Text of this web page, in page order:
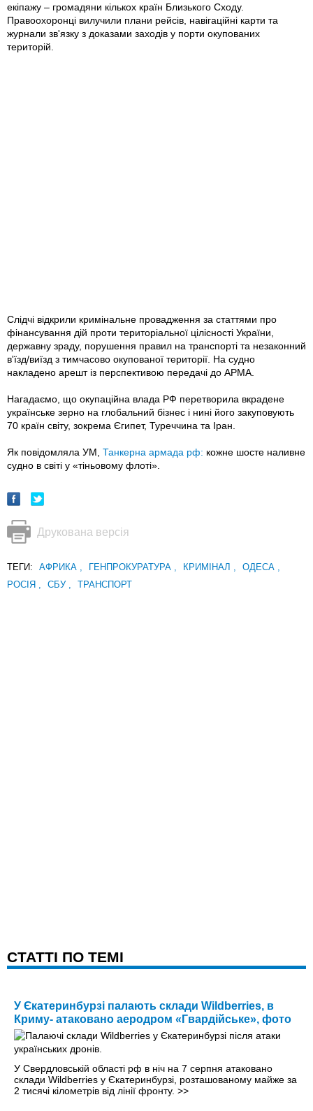
екіпажу – громадяни кількох країн Близького Сходу.
Правоохоронці вилучили плани рейсів, навігаційні карти та
журнали зв'язку з доказами заходів у порти окупованих
територій.
Слідчі відкрили кримінальне провадження за статтями про
фінансування дій проти територіальної цілісності України,
державну зраду, порушення правил на транспорті та незаконний
в'їзд/виїзд з тимчасово окупованої території. На судно
накладено арешт із перспективою передачі до АРМА.
Нагадаємо, що окупаційна влада РФ перетворила вкрадене
українське зерно на глобальний бізнес і нині його закуповують
70 країн світу, зокрема Єгипет, Туреччина та Іран.
Як повідомляла УМ, Танкерна армада рф: кожне шосте наливне
судно в світі у «тіньовому флоті».
Друкована версія
ТЕГИ: АФРИКА ГЕНПРОКУРАТУРА КРИМІНАЛ ОДЕСА
РОСІЯ
СБУ ТРАНСПОРТ
CТАТТІ ПО ТЕМІ
У Єкатеринбурзі палають склади Wildberries, в
Криму- атаковано аеродром «Гвардійське», фото
У Свердловській області рф в ніч на 7 серпня атаковано
склади Wildberries у Єкатеринбурзі, розташованому майже за
2 тисячі кілометрів від лінії фронту. >>